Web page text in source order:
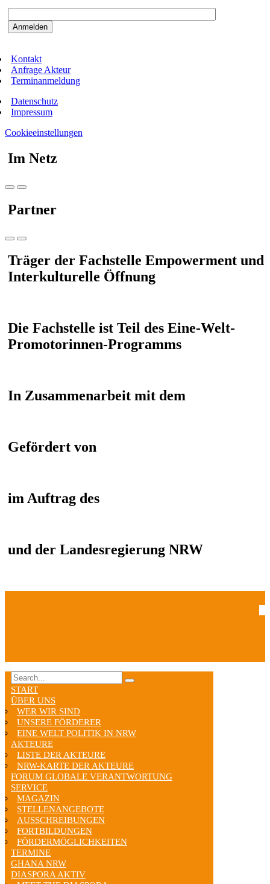
Kontakt
Anfrage Akteur
Terminanmeldung
Datenschutz
Impressum
Cookieeinstellungen
Im Netz
Partner
Träger der Fachstelle Empowerment und
Interkulturelle Öffnung
Die Fachstelle ist Teil des Eine-Welt-
Promotorinnen-Programms
In Zusammenarbeit mit dem
Gefördert von
im Auftrag des
und der Landesregierung NRW
START
ÜBER UNS
WER WIR SIND
UNSERE FÖRDERER
EINE WELT POLITIK IN NRW
AKTEURE
LISTE DER AKTEURE
NRW-KARTE DER AKTEURE
FORUM GLOBALE VERANTWORTUNG
SERVICE
MAGAZIN
STELLENANGEBOTE
AUSSCHREIBUNGEN
FORTBILDUNGEN
FÖRDERMÖGLICHKEITEN
TERMINE
GHANA NRW
DIASPORA AKTIV